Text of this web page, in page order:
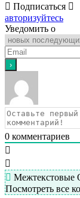
Подписаться
авторизуйтесь
Уведомить о
0 комментариев
Межтекстовые
Посмотреть все